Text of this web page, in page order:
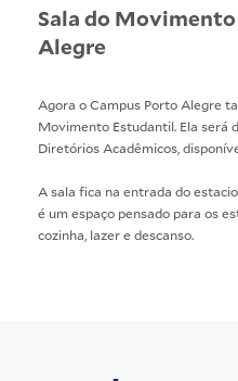
Sala do
Alegre
Agora o Campus Porto Alegre
Movimento Estudantil. Ela será
Diretórios Acadêmicos,
A sala fica na entrada do
é um espaço pensado para os
cozinha, lazer e descanso.